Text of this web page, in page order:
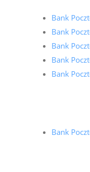
Bank
Bank
Bank
Bank
Bank
Bank